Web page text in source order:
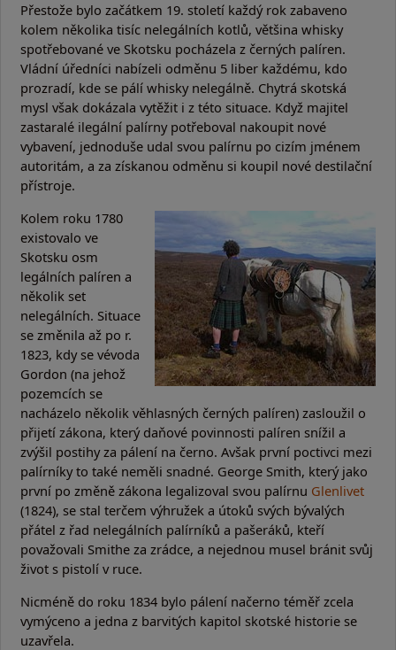
Přestože bylo začátkem 19. století každý rok zabaveno
kolem několika tisíc nelegálních kotlů, většina whisky
spotřebované ve Skotsku pocházela z černých palíren.
Vládní úředníci nabízeli odměnu 5 liber každému, kdo
prozradí, kde se pálí whisky nelegálně. Chytrá skotská
mysl však dokázala vytěžit i z této situace. Když majitel
zastaralé ilegální palírny potřeboval nakoupit nové
vybavení, jednoduše udal svou palírnu po cizím jménem
autoritám, a za získanou odměnu si koupil nové destilační
přístroje.
Kolem roku 1780
existovalo ve
Skotsku osm
legálních palíren a
několik set
nelegálních. Situace
se změnila až po r.
1823, kdy se vévoda
Gordon (na jehož
pozemcích se
nacházelo několik věhlasných černých palíren) zasloužil o
přijetí zákona, který daňové povinnosti palíren snížil a
zvýšil postihy za pálení na černo. Avšak první poctivci mezi
palírníky to také neměli snadné. George Smith, který jako
první po změně zákona legalizoval svou palírnu Glenlivet
(1824), se stal terčem výhružek a útoků svých bývalých
přátel z řad nelegálních palírníků a pašeráků, kteří
považovali Smithe za zrádce, a nejednou musel bránit svůj
život s pistolí v ruce.
Nicméně do roku 1834 bylo pálení načerno téměř zcela
vymýceno a jedna z barvitých kapitol skotské historie se
uzavřela.